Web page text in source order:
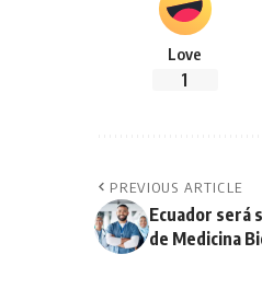
Love
1
PREVIOUS ARTICLE
Ecuador será
de Medicina